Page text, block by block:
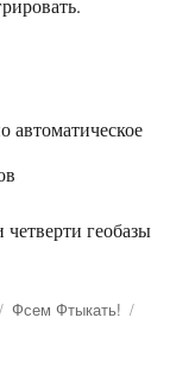
автоматическое
четверти геобазы
Рубрики
Фсем Фтыкать!